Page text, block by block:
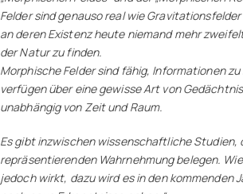
Felder sind genauso real wie
an deren Existenz heute niemand mehr
der Natur zu finden.
Morphische Felder sind fähig, Informationen
verfügen über eine gewisse Art von
unabhängig von Zeit und Raum.
Es gibt inzwischen wissenschaftliche Studien,
repräsentierenden Wahrnehmung belegen.
jedoch wirkt, dazu wird es in den kommenden